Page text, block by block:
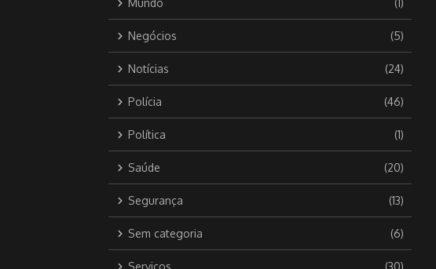
Mundo (1)
Negócios (5)
Notícias (24)
Polícia (46)
Política (1)
Saúde (20)
Segurança (13)
Sem categoria (6)
Serviços (30)